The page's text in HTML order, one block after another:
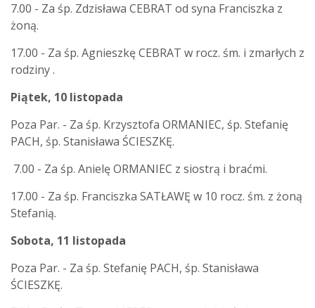
7.00 - Za śp. Zdzisława CEBRAT od syna Franciszka z
żoną.
17.00 - Za śp. Agnieszkę CEBRAT w rocz. śm. i zmarłych z
rodziny .
Piątek, 10 listopada
Poza Par. - Za śp. Krzysztofa ORMANIEC, śp. Stefanię
PACH, śp. Stanisława ŚCIESZKĘ.
7.00 - Za śp. Anielę ORMANIEC z siostrą i braćmi.
17.00 - Za śp. Franciszka SATŁAWĘ w 10 rocz. śm. z żoną
Stefanią.
Sobota, 11 listopada
Poza Par. - Za śp. Stefanię PACH, śp. Stanisława
ŚCIESZKĘ.